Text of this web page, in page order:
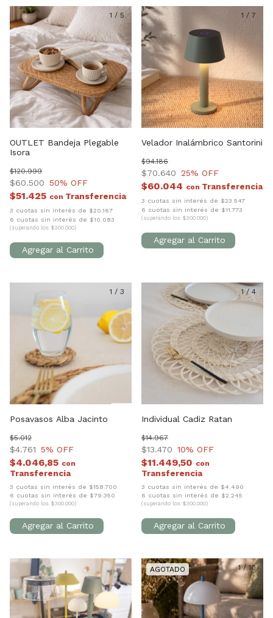
1 / 5
OUTLET Bandeja Plegable
Isora
$60.500
$120.999
50% OFF
$51.425 con
3 cuotas sin interés de $20.167
6 cuotas sin interés de $10.083
(superando los $300.000)
1 / 7
Velador Inalámbrico Santorini
$70.640
$94.186
25% OFF
$60.044 con
3 cuotas sin interés de $23.547
6 cuotas sin interés de $11.773
(superando los $300.000)
1 / 3
Posavasos Alba Jacinto
$4.761
$5.012
5% OFF
$4.046,85 con
3 cuotas sin interés de $158.700
6 cuotas sin interés de $79.350
(superando los $300.000)
1/ 4
Individual Cadiz Ratan
$13.470
$14.967
10% OFF
$11.449,50 con
3 cuotas sin interés de $4.490
6 cuotas sin interés de $2.245
(superando los $300.000)
1/10